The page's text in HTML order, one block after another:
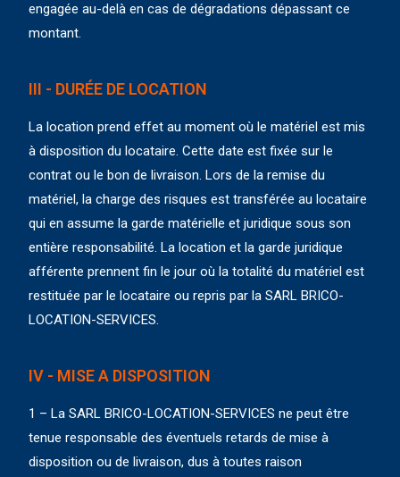
engagée au-delà en cas de dégradations dépassant ce
montant.
III - DURÉE DE LOCATION
La location prend effet au moment où le matériel est mis
à disposition du locataire. Cette date est fixée sur le
contrat ou le bon de livraison. Lors de la remise du
matériel, la charge des risques est transférée au locataire
qui en assume la garde matérielle et juridique sous son
entière responsabilité. La location et la garde juridique
afférente prennent fin le jour où la totalité du matériel est
restituée par le locataire ou repris par la SARL BRICO-
LOCATION-SERVICES.
IV - MISE A DISPOSITION
1 – La SARL BRICO-LOCATION-SERVICES ne peut être
tenue responsable des éventuels retards de mise à
disposition ou de livraison, dus à toutes raison